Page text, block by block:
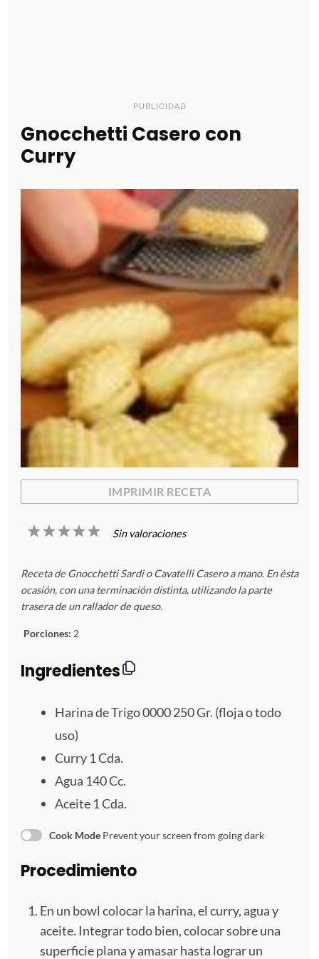
PUBLICIDAD
Gnocchetti Casero con
Curry
IMPRIMIR RECETA
5
s
l
l
a
s
4
s
l
a
s
3
s
l
l
a
s
2
s
l
l
a
s
1
s
e
l
a
Sin valoraciones
Receta de Gnocchetti Sardi o Cavatelli Casero a mano. En ésta
ocasión, con una terminación distinta, utilizando la parte
trasera de un rallador de queso.
Porciones: 2
Ingredientes
Harina de Trigo 0000 250 Gr. (floja o todo
uso)
Curry 1Cda.
Agua 140Cc.
Aceite 1Cda.
Cook Mode Prevent your screen from going dark
Procedimiento
En un bowl colocar la harina, el curry, agua y
aceite. Integrar todo bien, colocar sobre una
superficie plana y amasar hasta lograr un